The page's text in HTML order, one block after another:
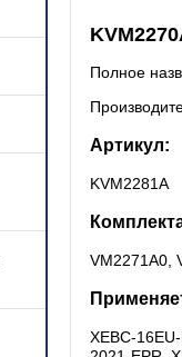
Полное
Артикул:
KVM2281A
VM2271A0,
XEBC-